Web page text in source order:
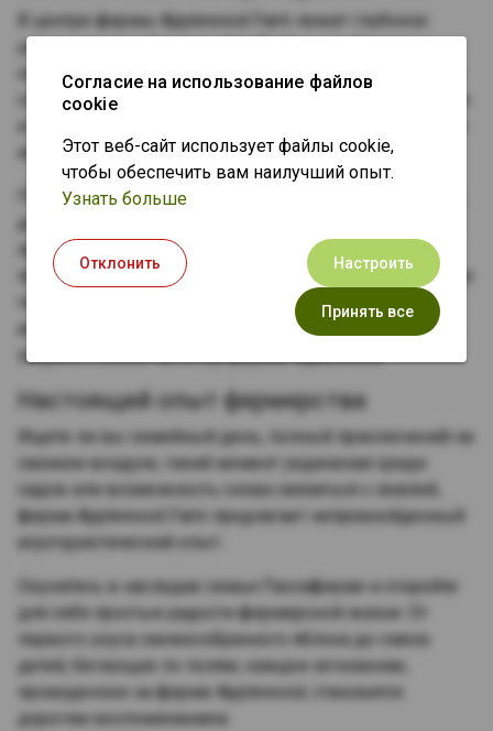
В центре фермы Applewood Farm лежит глубокое
уважение к сообществу Stouffville и его богатому
сельскохозяйственному наследию. Ферма регулярно
сотрудничает с местными ремесленниками, пекарями
и производителями продуктов питания, демонстрируя
изобилие региона.
Посетители могут насладиться домашними пирогами,
джемами и другими восхитительными лакомствами,
приготовленными с использованием собственной
продукции фермы. На расположенном на месте рынке
также представлен тщательно подобранный
ассортимент местных товаров, позволяющий гостям
забрать с собой частичку фермы Applewood.
Настоящий опыт фермерства
Ищете ли вы семейный день, полный приключений на
свежем воздухе, тихий момент уединения среди
садов или возможность снова связаться с землей,
ферма Applewood Farm предлагает непревзойденный
агротуристический опыт.
Окунитесь в наследие семьи Пассафиуме и откройте
для себя простые радости фермерской жизни. От
первого укуса свежесобранного яблока до смеха
детей, бегающих по полям, каждое мгновение,
проведенное на ферме Applewood, становится
дорогим воспоминанием.
Согласие на использование файлов
cookie
Этот веб-сайт использует файлы cookie,
чтобы обеспечить вам наилучший опыт.
Узнать больше
Отклонить Настроить
Принять все